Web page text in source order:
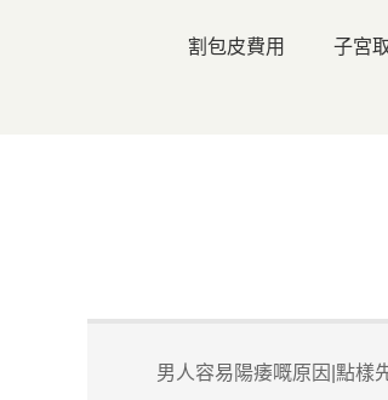
割包皮費用 子宮
男人容易陽痿嘅原因|點樣